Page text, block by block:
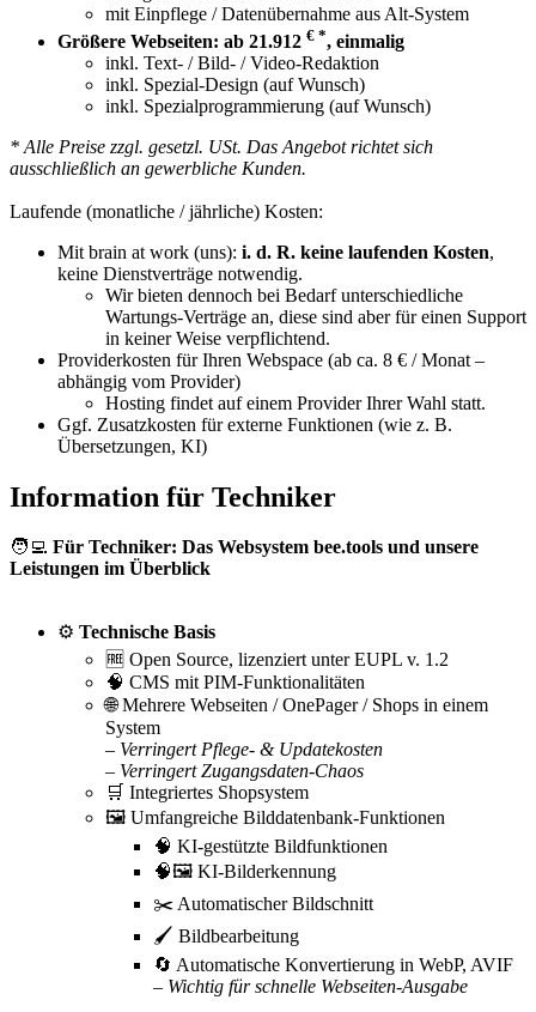
mit Einpflege / Datenübernahme aus Alt-System
Größere Webseiten: ab 21.912 € *, einmalig
inkl. Text- / Bild- / Video-Redaktion
inkl. Spezial-Design (auf Wunsch)
inkl. Spezialprogrammierung (auf Wunsch)
* Alle Preise zzgl. gesetzl. USt. Das Angebot richtet sich
ausschließlich an gewerbliche Kunden.
Laufende (monatliche / jährliche) Kosten:
Mit brain at work (uns): i. d. R. keine laufenden Kosten,
keine Dienstverträge notwendig.
Wir bieten dennoch bei Bedarf unterschiedliche
Wartungs-Verträge an, diese sind aber für einen Support
in keiner Weise verpflichtend.
Providerkosten für Ihren Webspace (ab ca. 8 € / Monat –
abhängig vom Provider)
Hosting findet auf einem Provider Ihrer Wahl statt.
Ggf. Zusatzkosten für externe Funktionen (wie z. B.
Übersetzungen, KI)
Information für Techniker
🧑‍💻 Für Techniker: Das Websystem bee.tools und unsere
Leistungen im Überblick
⚙️ Technische Basis
🆓 Open Source, lizenziert unter EUPL v. 1.2
🧠 CMS mit PIM-Funktionalitäten
🌐 Mehrere Webseiten / OnePager / Shops in einem
System
– Verringert Pflege- & Updatekosten
– Verringert Zugangsdaten-Chaos
🛒 Integriertes Shopsystem
🖼️ Umfangreiche Bilddatenbank-Funktionen
🧠 KI-gestützte Bildfunktionen
🧠🖼️ KI-Bilderkennung
✂️ Automatischer Bildschnitt
🖌️ Bildbearbeitung
🔄 Automatische Konvertierung in WebP, AVIF
– Wichtig für schnelle Webseiten-Ausgabe